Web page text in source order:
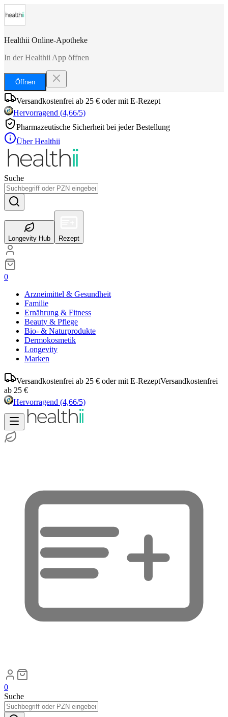
Healthii Online-Apotheke
In der Healthii App öffnen
Öffnen
Versandkostenfrei ab 25 € oder mit E-Rezept
Hervorragend (4,66/5)
Pharmazeutische Sicherheit bei jeder Bestellung
Über Healthii
Suche
Longevity Hub Rezept
0
Arzneimittel & Gesundheit
Familie
Ernährung & Fitness
Beauty & Pflege
Bio- & Naturprodukte
Dermokosmetik
Longevity
Marken
Versandkostenfrei ab 25 € oder mit E-RezeptVersandkostenfrei
ab 25 €
Hervorragend (4,66/5)
0
Suche